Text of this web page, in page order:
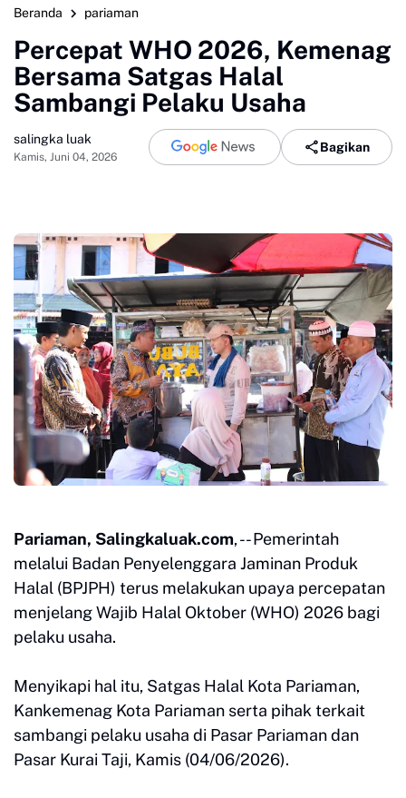
Beranda pariaman
Percepat WHO 2026, Kemenag
Bersama Satgas Halal
Sambangi Pelaku Usaha
salingka luak
Kamis, Juni 04, 2026
Bagikan
Pariaman, Salingkaluak.com, -- Pemerintah
melalui Badan Penyelenggara Jaminan Produk
Halal (BPJPH) terus melakukan upaya percepatan
menjelang Wajib Halal Oktober (WHO) 2026 bagi
pelaku usaha.
Menyikapi hal itu, Satgas Halal Kota Pariaman,
Kankemenag Kota Pariaman serta pihak terkait
sambangi pelaku usaha di Pasar Pariaman dan
Pasar Kurai Taji, Kamis (04/06/2026).